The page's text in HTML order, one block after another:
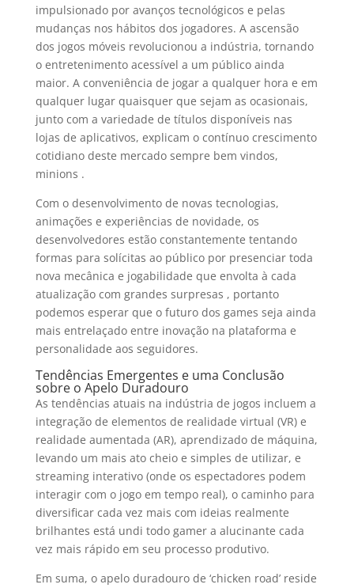
impulsionado por avanços tecnológicos e pelas
mudanças nos hábitos dos jogadores. A ascensão
dos jogos móveis revolucionou a indústria, tornando
o entretenimento acessível a um público ainda
maior. A conveniência de jogar a qualquer hora e em
qualquer lugar quaisquer que sejam as ocasionais,
junto com a variedade de títulos disponíveis nas
lojas de aplicativos, explicam o contínuo crescimento
cotidiano deste mercado sempre bem vindos,
minions .
Com o desenvolvimento de novas tecnologias,
animações e experiências de novidade, os
desenvolvedores estão constantemente tentando
formas para solícitas ao público por presenciar toda
nova mecânica e jogabilidade que envolta à cada
atualização com grandes surpresas , portanto
podemos esperar que o futuro dos games seja ainda
mais entrelaçado entre inovação na plataforma e
personalidade aos seguidores.
Tendências Emergentes e uma Conclusão
sobre o Apelo Duradouro
As tendências atuais na indústria de jogos incluem a
integração de elementos de realidade virtual (VR) e
realidade aumentada (AR), aprendizado de máquina,
levando um mais ato cheio e simples de utilizar, e
streaming interativo (onde os espectadores podem
interagir com o jogo em tempo real), o caminho para
diversificar cada vez mais com ideias realmente
brilhantes está undi todo gamer a alucinante cada
vez mais rápido em seu processo produtivo.
Em suma, o apelo duradouro de ‘chicken road’ reside